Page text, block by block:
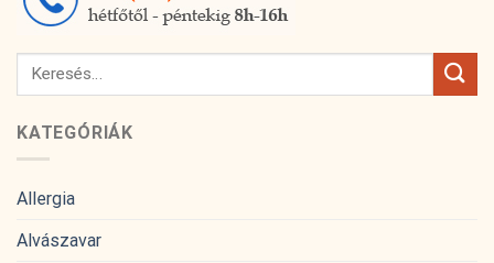
KATEGÓRIÁK
Allergia
Alvászavar